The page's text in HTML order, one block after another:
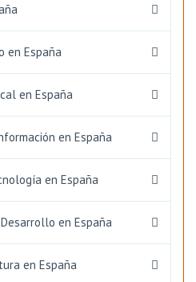
en España
en España
en España
en España
en España
en España